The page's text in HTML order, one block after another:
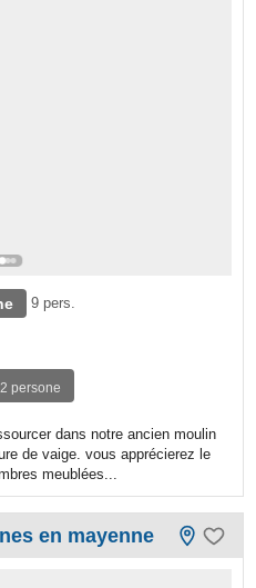
9 pers.
persone
dans notre ancien moulin
de vaige. vous apprécierez le
meublées...
en mayenne